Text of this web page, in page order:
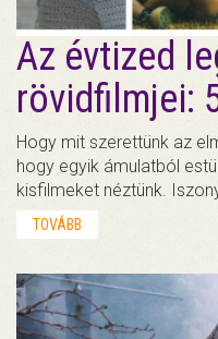
Az évtized
rövidfilmjei:
Hogy mit szerettünk az
hogy egyik ámulatból
kisfilmeket néztünk.
TOVÁBB